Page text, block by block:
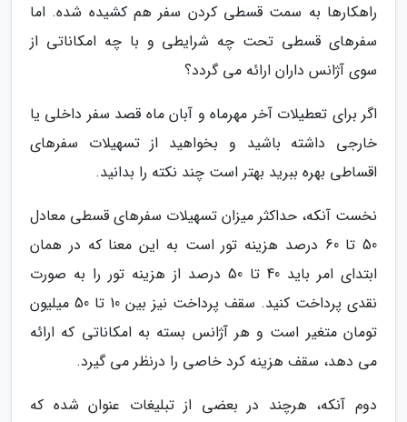
راهکارها به سمت قسطی کردن سفر هم کشیده شده. اما
سفرهای قسطی تحت چه شرایطی و با چه امکاناتی از
سوی آژانس داران ارائه می گردد؟
اگر برای تعطیلات آخر مهرماه و آبان ماه قصد سفر داخلی یا
خارجی داشته باشید و بخواهید از تسهیلات سفرهای
اقساطی بهره ببرید بهتر است چند نکته را بدانید.
نخست آنکه، حداکثر میزان تسهیلات سفرهای قسطی معادل
50 تا 60 درصد هزینه تور است به این معنا که در همان
ابتدای امر باید 40 تا 50 درصد از هزینه تور را به صورت
نقدی پرداخت کنید. سقف پرداخت نیز بین 10 تا 50 میلیون
تومان متغیر است و هر آژانس بسته به امکاناتی که ارائه
می دهد، سقف هزینه کرد خاصی را درنظر می گیرد.
دوم آنکه، هرچند در بعضی از تبلیغات عنوان شده که